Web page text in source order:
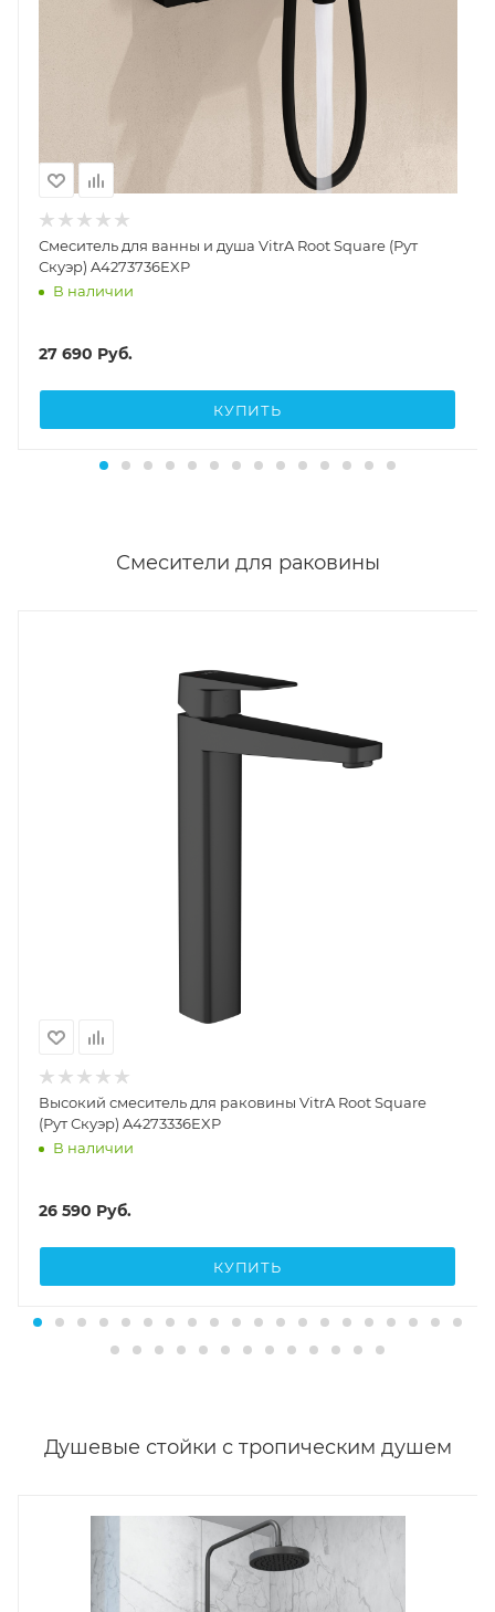
Смеситель для ванны и душа VitrA Root Square (Рут
Скуэр) A4273736EXP
В наличии
27 690 Руб.
КУПИТЬ
Смесители для раковины
Высокий смеситель для раковины VitrA Root Square
(Рут Скуэр) A4273336EXP
В наличии
26 590 Руб.
КУПИТЬ
Душевые стойки с тропическим душем